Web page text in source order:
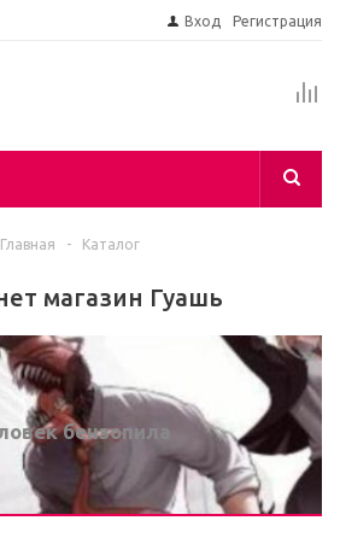
Вход Регистрация
Главная - Каталог
магазин Гуашь
бензопила